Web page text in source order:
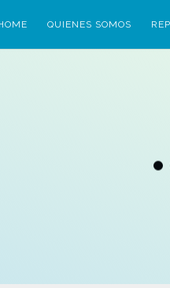
QUIENES SOMOS